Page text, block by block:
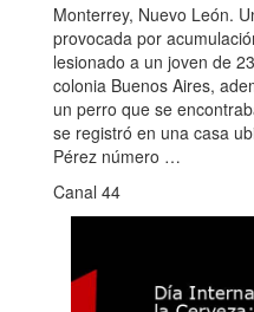
Monterrey, Nuevo León.
provocada por
lesionado a un joven de
colonia Buenos Aires,
un perro que se
se registró en una casa
Pérez número …
Canal 44